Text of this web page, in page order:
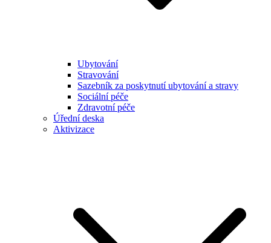
Ubytování
Stravování
Sazebník za poskytnutí ubytování a stravy
Sociální péče
Zdravotní péče
Úřední deska
Aktivizace